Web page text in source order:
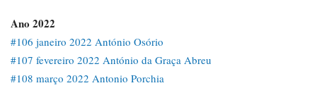
Ano 2022
#106 janeiro 2022 António Osório
#107 fevereiro 2022 António da Graça Abreu
#108 março 2022 Antonio Porchia